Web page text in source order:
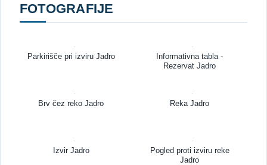
FOTOGRAFIJE
Parkirišče pri izviru Jadro
Informativna tabla -
Rezervat Jadro
Brv čez reko Jadro Reka Jadro
Izvir Jadro
Pogled proti izviru reke
Jadro